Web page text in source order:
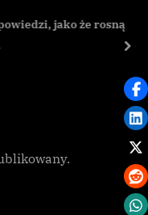
jako że rosną